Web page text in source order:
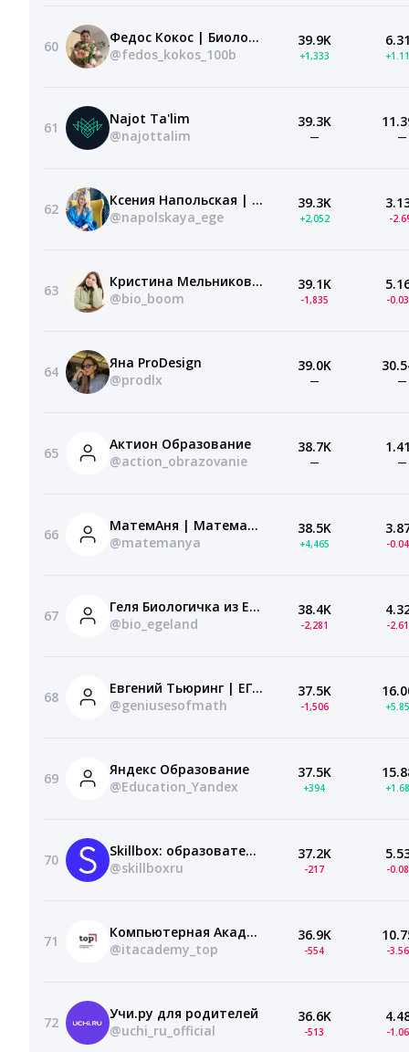
60
Федос Кокос | Биология ОГЭ и ЕГЭ | 100балльный репетитор
@fedos_kokos_100b
39.9K
+1,333
61
Najot Ta'lim
@najottalim
39.3K
— —
62
Ксения Напольская | Биология ЕГЭ | 100балльный репетитор
@napolskaya_ege
39.3K
+2,052 -
63
Кристина Мельникова | Биолога вызывали? | Биология ЕГЭ 10 класс | Умскул
@bio_boom
39.1K
-1,835 -
64
Яна ProDesign
@prodlx
39.0K
— —
65
Актион Образование
@action_obrazovanie
38.7K
— —
66
МатемАня | Математика ЕГЭ | 100балльный репетитор | Мать наук
@matemanya
38.5K
+4,465 -
67
Геля Биологичка из ЕГЭЛЕНД
@bio_egeland
38.4K
-2,281 -
68
Евгений Тьюринг | ЕГЭ 10 класс Профильная математика 2026 | Гении математики | Умскул
@geniusesofmath
37.5K
-1,506
69
Яндекс Образование
@Education_Yandex
37.5K
+394
70
Skillbox: образовательная платформа
@skillboxru
37.2K
-217 -
71
Компьютерная Академия ТОП
@itacademy_top
36.9K
-554 -
72
Учи.ру для родителей
@uchi_ru_official
36.6K
-513 -